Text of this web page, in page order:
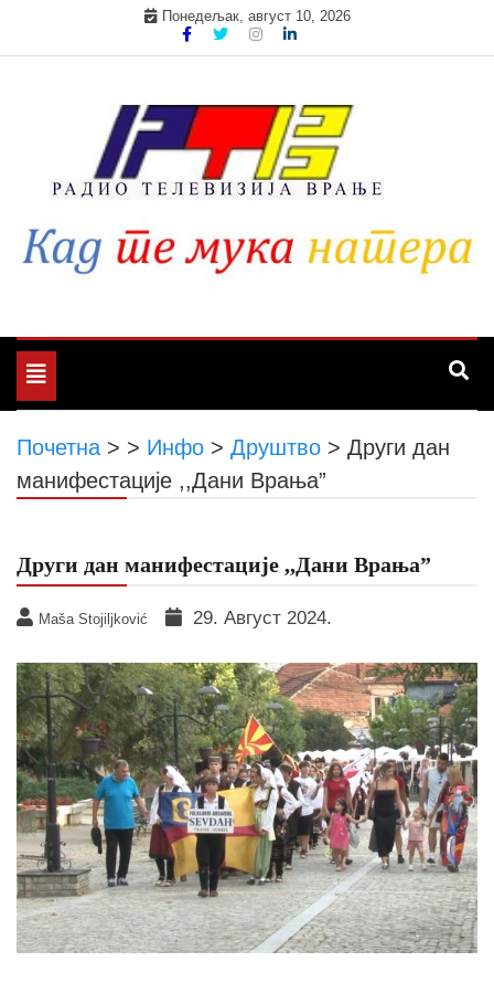
Понедељак, август 10, 2026
Toggle
navigation
Почетна > > Инфо > Друштво > Други дан
манифестације ,,Дани Врања”
Други дан манифестације ,,Дани Врања”
Maša Stojiljković 29. Август 2024.